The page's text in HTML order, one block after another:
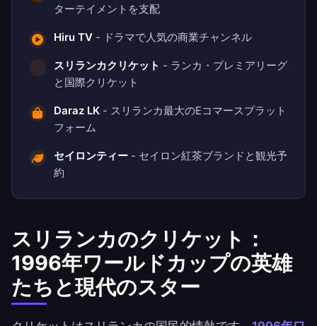
ターテイメントを支配
Hiru TV - ドラマで人気の商業チャンネル
スリランカクリケット - ランカ・プレミアリーグ
と国際クリケット
Daraz LK - スリランカ最大のEコマースプラット
フォーム
セイロンティー - セイロン紅茶ブランドと観光予
約
スリランカのクリケット：
1996年ワールドカップの英雄
たちと現代のスター